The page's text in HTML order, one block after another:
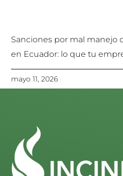
Sanciones por mal manejo
en Ecuador: lo que tu
mayo 11, 2026